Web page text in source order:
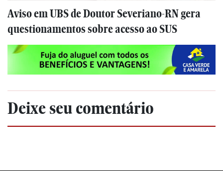
Aviso em UBS de Doutor Severiano-RN gera
questionamentos sobre acesso ao SUS
Deixe seu comentário